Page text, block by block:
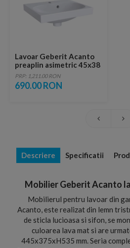
Lavoar Geberit Acanto
preaplin asimetric 45x38
cm
PRP: 1,211.00 RON
690.00 RON
Descriere Specificatii
Mobilier Geberit Acanto
Mobilierul pentru lavoar din
Acanto, este realizat din lemn
de sticla lucioasa si sifon, se
culoarea lava mat si are
445x375xH535 mm. Seria